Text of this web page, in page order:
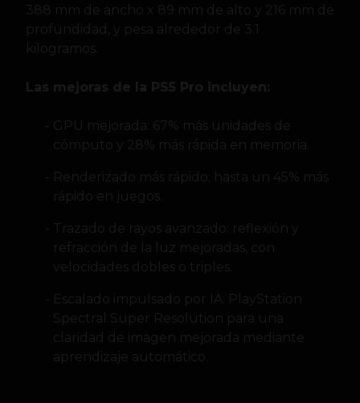
388 mm de ancho x 89 mm de alto y 216 mm de
profundidad, y pesa alrededor de 3.1
kilogramos.
Las mejoras de la PS5 Pro incluyen:
GPU mejorada: 67% más unidades de
cómputo y 28% más rápida en memoria.
Renderizado más rápido: hasta un 45% más
rápido en juegos.
Trazado de rayos avanzado: reflexión y
refracción de la luz mejoradas, con
velocidades dobles o triples.
Escalado impulsado por IA: PlayStation
Spectral Super Resolution para una
claridad de imagen mejorada mediante
aprendizaje automático.